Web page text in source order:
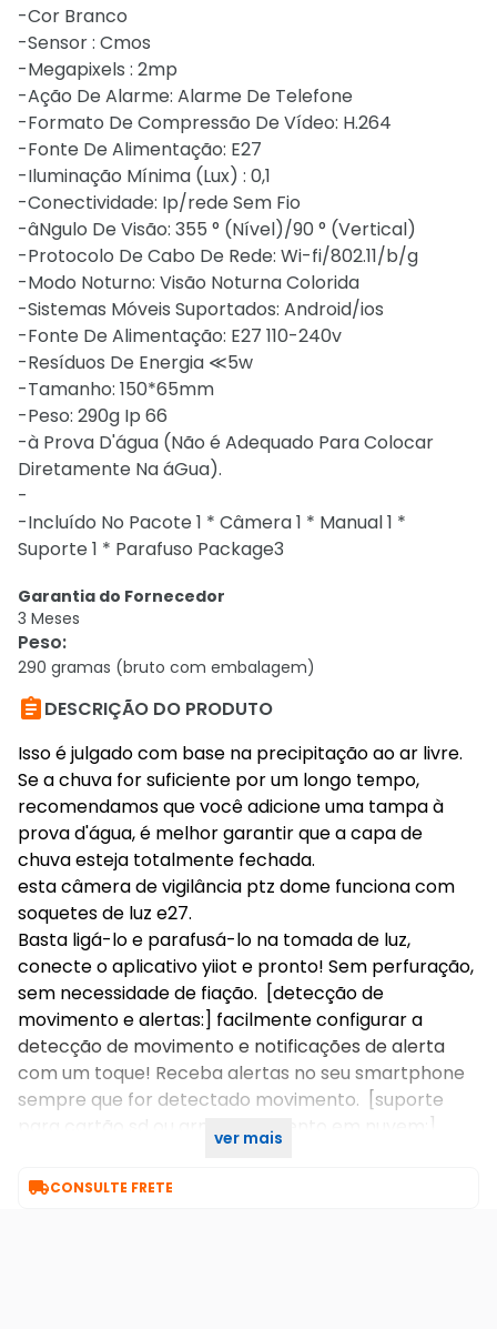
-Cor Branco
-Sensor : Cmos
-Megapixels : 2mp
-Ação De Alarme: Alarme De Telefone
-Formato De Compressão De Vídeo: H.264
-Fonte De Alimentação: E27
-Iluminação Mínima (Lux) : 0,1
-Conectividade: Ip/rede Sem Fio
-âNgulo De Visão: 355 ° (Nível)/90 ° (Vertical)
-Protocolo De Cabo De Rede: Wi-fi/802.11/b/g
-Modo Noturno: Visão Noturna Colorida
-Sistemas Móveis Suportados: Android/ios
-Fonte De Alimentação: E27 110-240v
-Resíduos De Energia ≪5w
-Tamanho: 150*65mm
-Peso: 290g Ip 66
-à Prova D'água (Não é Adequado Para Colocar
Diretamente Na áGua).
-
-Incluído No Pacote 1 * Câmera 1 * Manual 1 *
Suporte 1 * Parafuso Package3
Garantia do Fornecedor
3 Meses
Peso:
290 gramas (bruto com embalagem)
DESCRIÇÃO DO PRODUTO
Isso é julgado com base na precipitação ao ar livre.
Se a chuva for suficiente por um longo tempo,
recomendamos que você adicione uma tampa à
prova d'água, é melhor garantir que a capa de
chuva esteja totalmente fechada.
esta câmera de vigilância ptz dome funciona com
soquetes de luz e27.
Basta ligá-lo e parafusá-lo na tomada de luz,
conecte o aplicativo yiiot e pronto! Sem perfuração,
sem necessidade de fiação. [detecção de
movimento e alertas:] facilmente configurar a
detecção de movimento e notificações de alerta
com um toque! Receba alertas no seu smartphone
sempre que for detectado movimento. [suporte
para cartão sd ou armazenamento em nuvem:]
ver mais
CONSULTE FRETE